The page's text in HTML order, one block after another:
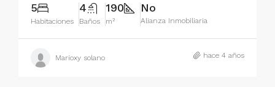
5
Habitaciones
4
Baños
190
m²
No
Alianza Inmobiliaria
Marioxy solano hace 4 años